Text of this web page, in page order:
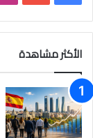
ي
ب
و
ك
و
ي
و
ب
الأكثر مشاهدة